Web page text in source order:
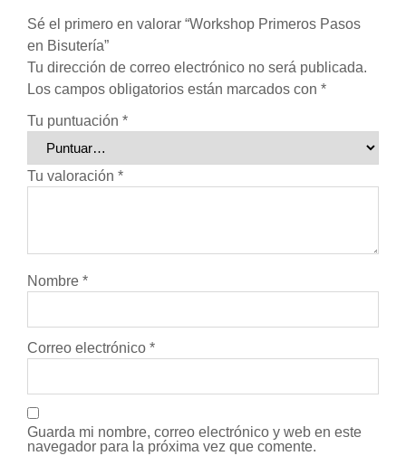
Sé el primero en valorar “Workshop Primeros Pasos
en Bisutería”
Tu dirección de correo electrónico no será publicada.
Los campos obligatorios están marcados con *
Tu puntuación *
Tu valoración *
Nombre *
Correo electrónico *
Guarda mi nombre, correo electrónico y web en este
navegador para la próxima vez que comente.